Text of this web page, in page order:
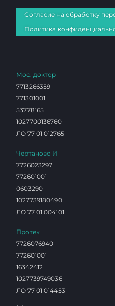
Согласие на обработку
Политика
Мос. доктор
7713266359
771301001
53778165
1027700136760
ЛО 77 01 012765
Чертаново И
7726023297
772601001
0603290
1027739180490
ЛО 77 01 004101
Протек
7726076940
772601001
16342412
1027739749036
ЛО 77 01 014453